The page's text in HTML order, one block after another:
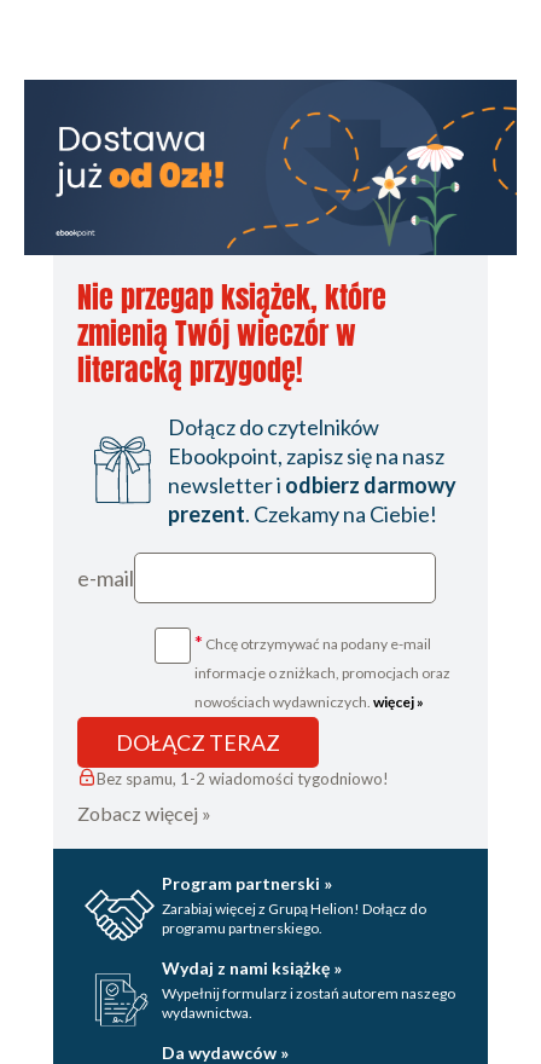
Nie przegap książek, które
zmienią Twój wieczór w
literacką przygodę!
Dołącz do czytelników
Ebookpoint, zapisz się na nasz
newsletter i odbierz darmowy
prezent. Czekamy na Ciebie!
e-mail
* Chcę otrzymywać na podany e-mail
informacje o zniżkach, promocjach oraz
nowościach wydawniczych. więcej »
DOŁĄCZ TERAZ
Bez spamu, 1-2 wiadomości tygodniowo!
Zobacz więcej »
Program partnerski »
Zarabiaj więcej z Grupą Helion! Dołącz do
programu partnerskiego.
Wydaj z nami książkę »
Wypełnij formularz i zostań autorem naszego
wydawnictwa.
Da wydawców »